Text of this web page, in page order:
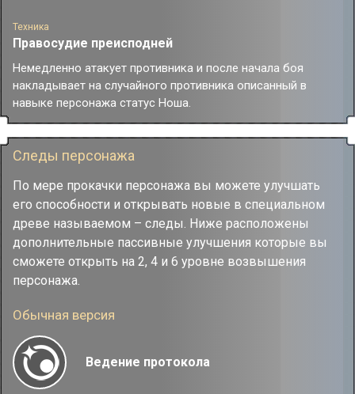
Техника
Правосудие преисподней
Немедленно атакует противника и после начала боя
накладывает на случайного противника описанный в
навыке персонажа статус Ноша.
Следы персонажа
По мере прокачки персонажа вы можете улучшать
его способности и открывать новые в специальном
древе называемом – следы. Ниже расположены
дополнительные пассивные улучшения которые вы
сможете открыть на 2, 4 и 6 уровне возвышения
персонажа.
Обычная версия
Ведение протокола